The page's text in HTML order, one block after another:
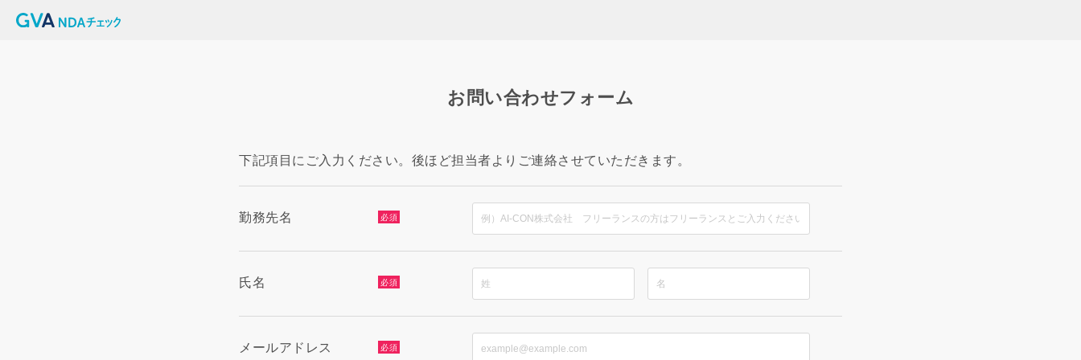
お問い合わせフォーム
下記項目にご入力ください。後ほど担当者よりご連絡させていただきます。
勤務先名
氏名
メールアドレス